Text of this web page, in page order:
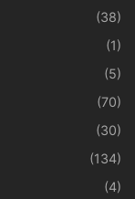
(38)
(1)
(5)
(70)
(30)
(134)
(4)